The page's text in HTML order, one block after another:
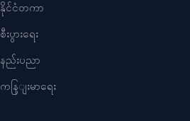
နိုင်ငံတကာ
စီးပွားရေး
နည်းပညာ
ကနြျးမာရေး